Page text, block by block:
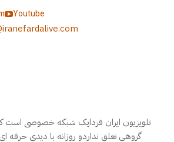
Youtube
تلویزیون ایران فردایک شبکه خصوصی
گروهی تعلق نداردو روزانه با دیدی حرفه